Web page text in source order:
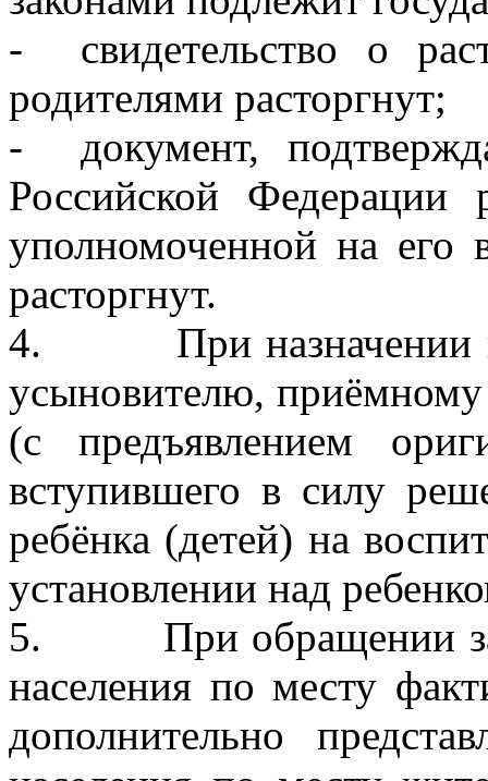
- свидетельство о
родителями расторгнут;
- документ,
Российской Федерации
уполномоченной на его
расторгнут.
4. При назначении
усыновителю, приёмному
(с предъявлением
вступившего в силу
ребёнка (детей) на
установлении над
5. При обращении за
населения по месту
дополнительно